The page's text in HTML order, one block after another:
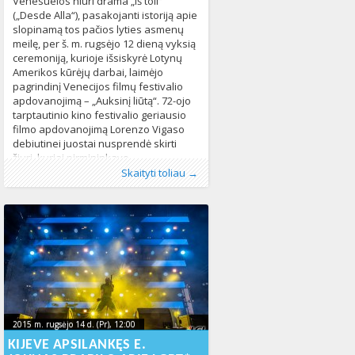
(„Desde Alla“), pasakojanti istoriją apie
slopinamą tos pačios lyties asmenų
meilę, per š. m. rugsėjo 12 dieną vyksią
ceremoniją, kurioje išsiskyrė Lotynų
Amerikos kūrėjų darbai, laimėjo
pagrindinį Venecijos filmų festivalio
apdovanojimą – „Auksinį liūtą“. 72-ojo
tarptautinio kino festivalio geriausio
filmo apdovanojimą Lorenzo Vigaso
debiutinei juostai nusprendė skirti
žiuri, kuriai pirmininkavo
Skaityti toliau →
Publikavo:Aliona, LGL
Kategorijos:Kultūra,LGBT pasaulyje,
Naujienos,Pasaulyje443
Žymos:homoseksualūs asmenys,kinas,
LGBT* asmenys,tos pačios lyties asmenų
2015 m. rugsėjo 14 d. (Pr), 12:00
2023-10-17T19:05:46+00:00
2015 m. rugsėjo 14 d. (Pr), 12:00
2023-10-
KIJEVE APSILANKĘS E.